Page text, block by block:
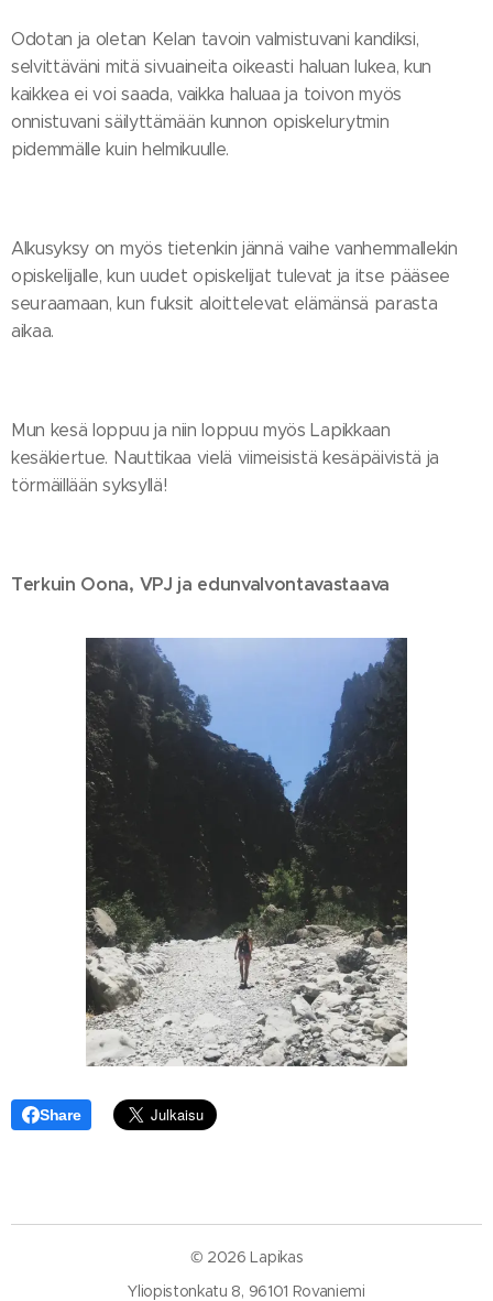
Odotan ja oletan Kelan tavoin valmistuvani kandiksi,
selvittäväni mitä sivuaineita oikeasti haluan lukea, kun
kaikkea ei voi saada, vaikka haluaa ja toivon myös
onnistuvani säilyttämään kunnon opiskelurytmin
pidemmälle kuin helmikuulle.
Alkusyksy on myös tietenkin jännä vaihe vanhemmallekin
opiskelijalle, kun uudet opiskelijat tulevat ja itse pääsee
seuraamaan, kun fuksit aloittelevat elämänsä parasta
aikaa.
Mun kesä loppuu ja niin loppuu myös Lapikkaan
kesäkiertue. Nauttikaa vielä viimeisistä kesäpäivistä ja
törmäillään syksyllä!
Terkuin Oona, VPJ ja edunvalvontavastaava
Share
© 2026 Lapikas
Yliopistonkatu 8, 96101 Rovaniemi